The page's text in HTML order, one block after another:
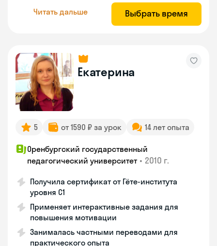
Читать дальше Выбрать время
Екатерина
5 от 1590 ₽ за урок 14 лет опыта
Оренбургский государственный
педагогический университет • 2010 г.
Получила сертификат от Гёте-института
уровня C1
Применяет интерактивные задания для
повышения мотивации
Занималась частными переводами для
практического опыта